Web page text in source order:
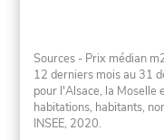
Sources - Prix médian
12 derniers mois au 31
pour l'Alsace, la Moselle
habitations, habitants,
INSEE, 2020.